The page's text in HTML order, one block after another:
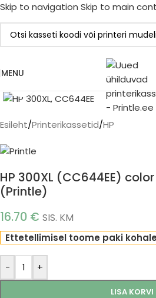
Skip to navigation Skip to main
MENU
Esileht/Printerikassetid/HP
HP 300XL (CC644EE)
(Printle)
16.70 € SIS. KM
Ettetellimisel toome paki
- +
LISA KORVI